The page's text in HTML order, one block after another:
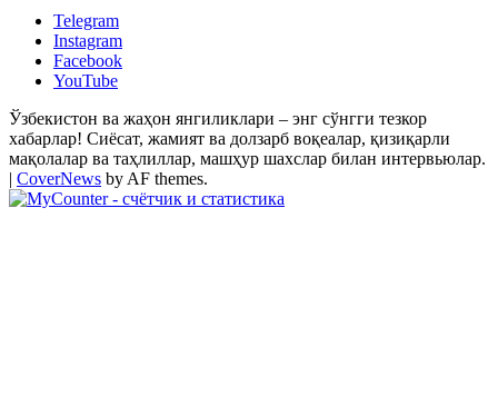
Telegram
Instagram
Facebook
YouTube
Ўзбекистон ва жаҳон янгиликлари – энг сўнгги тезкор
хабарлар! Сиёсат, жамият ва долзарб воқеалар, қизиқарли
мақолалар ва таҳлиллар, машҳур шахслар билан интервьюлар.
| CoverNews by AF themes.